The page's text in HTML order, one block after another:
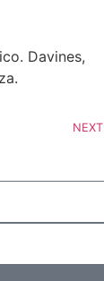
Davines,
NEXT